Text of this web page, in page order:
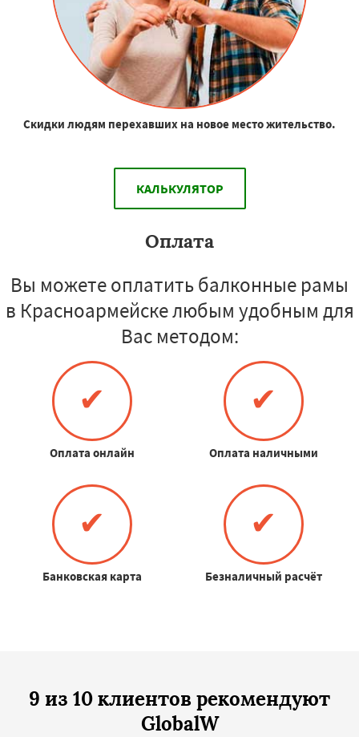
Скидки людям перехавших на новое место жительство.
КАЛЬКУЛЯТОР
Оплата
Вы можете оплатить балконные рамы
в Красноармейске любым удобным для
Вас методом:
✔
Оплата онлайн
✔
Оплата наличными
✔
Банковская карта
✔
Безналичный расчёт
9 из 10 клиентов рекомендуют
GlobalW